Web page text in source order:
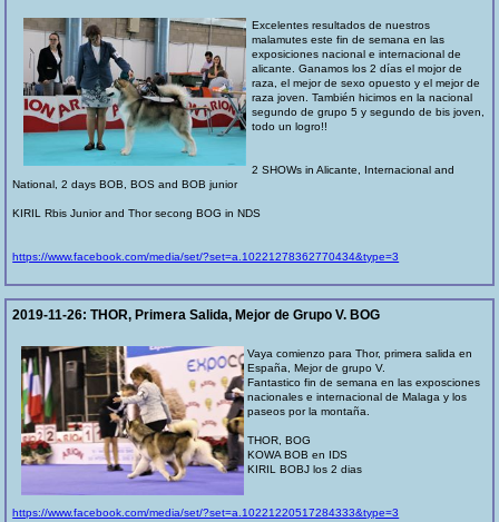
Excelentes resultados de nuestros
malamutes este fin de semana en las
exposiciones nacional e internacional de
alicante. Ganamos los 2 días el mojor de
raza, el mejor de sexo opuesto y el mejor de
raza joven. También hicimos en la nacional
segundo de grupo 5 y segundo de bis joven,
todo un logro!!
2 SHOWs in Alicante, Internacional and
National, 2 days BOB, BOS and BOB junior
KIRIL Rbis Junior and Thor secong BOG in NDS
https://www.facebook.com/media/set/?set=a.10221278362770434&type=3
2019-11-26:THOR, Primera Salida, Mejor de Grupo V. BOG
Vaya comienzo para Thor, primera salida en
España, Mejor de grupo V.
Fantastico fin de semana en las exposciones
nacionales e internacional de Malaga y los
paseos por la montaña.
THOR, BOG
KOWA BOB en IDS
KIRIL BOBJ los 2 dias
https://www.facebook.com/media/set/?set=a.10221220517284333&type=3